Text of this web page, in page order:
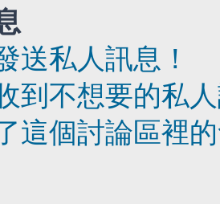
送私人訊息！
到不想要的私
這個討論區裡